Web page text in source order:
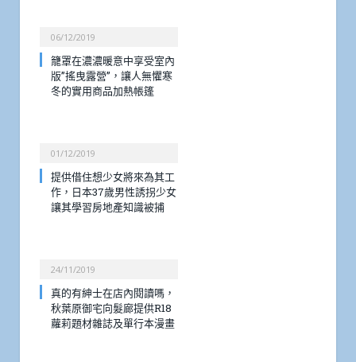
06/12/2019
籠罩在濃濃暖意中享受室內
版”搖曳露營”，讓人無懼寒
冬的實用商品加熱帳篷
01/12/2019
提供借住想少女將來為其工
作，日本37歲男性誘拐少女
讓其學習房地產知識被捕
24/11/2019
真的有紳士在店內閱讀嗎，
秋葉原御宅向髮廊提供R18
蘿莉題材雜誌及單行本漫畫